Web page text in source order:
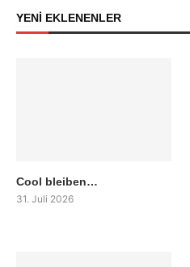
YENİ EKLENENLER
Cool bleiben…
31. Juli 2026